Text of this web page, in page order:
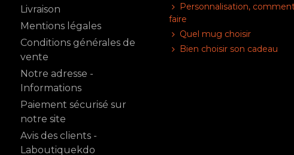
Livraison
Mentions légales
Conditions générales de
vente
Notre adresse -
Informations
Paiement sécurisé sur
notre site
Avis des clients -
Laboutiquekdo
Personnalisation,
faire
Quel mug choisir
Bien choisir son cadeau